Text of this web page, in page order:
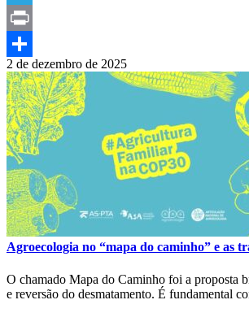
Telegram
Print
Compartilhar
2 de dezembro de 2025
Agroecologia no “mapa do caminho” e as
O chamado Mapa do Caminho foi a proposta
e reversão do desmatamento. É fundamental